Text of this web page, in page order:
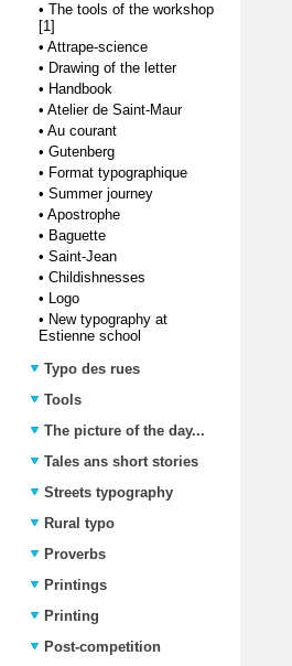
• The tools of the workshop
[1]
• Attrape-science
• Drawing of the letter
• Handbook
• Atelier de Saint-Maur
• Au courant
• Gutenberg
• Format typographique
• Summer journey
• Apostrophe
• Baguette
• Saint-Jean
• Childishnesses
• Logo
• New typography at
Estienne school
Typo des rues
Tools
The picture of the day...
Tales ans short stories
Streets typography
Rural typo
Proverbs
Printings
Printing
Post-competition